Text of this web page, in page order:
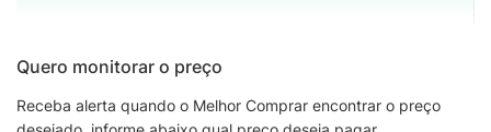
Quero monitorar o preço
Receba alerta quando o Melhor Comprar encontrar o preço